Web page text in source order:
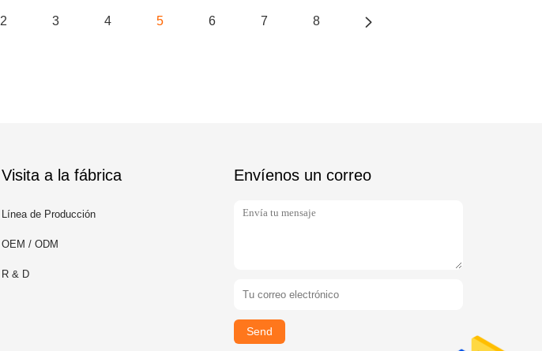
2 3 4 5 6 7 8
Visita a la fábrica
Línea de Producción
OEM / ODM
R & D
Envíenos un correo
Send